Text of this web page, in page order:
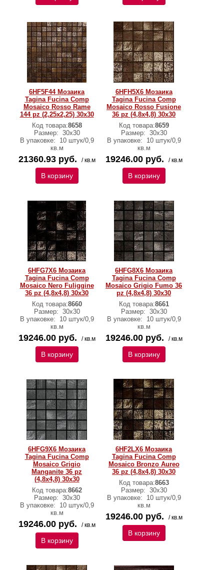
6HF5F44 Мозаика
Tagina Fucina Comp
Mosaico Rosso Rame
144 pz (2,25x2,25) 30x30
Код товара:8658
Размер: 30x30
В упаковке:
10 штук/0,9
кв.м
21360.93 руб. / кв.м
В корзину
6HFH5X6 Мозаика
Tagina Fucina Comp
Mosaico Rosso Fusione
36 pz (4,8x4,8) 30x30
Код товара:8659
Размер: 30x30
В упаковке:
10 штук/0,9
кв.м
19246.00 руб. / кв.м
В корзину
6HFG7X6 Мозаика
Tagina Fucina Comp
Mosaico Nero Fuliggine
36 pz (4,8x4,8) 30x30
Код товара:8660
Размер: 30x30
В упаковке:
10 штук/0,9
кв.м
19246.00 руб. / кв.м
В корзину
6HFG8X6 Мозаика
Tagina Fucina Comp
Mosaico Grigio Fumo 36
pz (4,8x4,8) 30x30
Код товара:8661
Размер: 30x30
В упаковке:
10 штук/0,9
кв.м
19246.00 руб. / кв.м
В корзину
6HFG9X6 Мозаика
Tagina Fucina Comp
Mosaico Grigio
Manganite 36 pz
(4,8x4,8) 30x30
Код товара:8662
Размер: 30x30
В упаковке:
10 штук/0,9
кв.м
19246.00 руб. / кв.м
В корзину
6HF2LX6 Мозаика
Tagina Fucina Comp
Mosaico Bronzo Aureo
36 pz (4,8x4,8) 30x30
Код товара:8663
Размер: 30x30
В упаковке:
10 штук/0,9
кв.м
19246.00 руб. / кв.м
В корзину